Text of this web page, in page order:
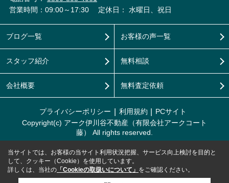
営業時間：09:00～17:30
定休日： 水曜日、祝日
ブログ一覧
スタッフ紹介
会社概要
お客様の声一覧
無料相談
無料査定依頼
プライバシーポリシー 利用規約
PCサイト
Copyright(c) アーク伊川谷不動産（有限会社アークコート
藤） All rights reserved.
当サイトでは、お客様の当サイト利用状況把握、サービス向上検討を目的と
して、クッキー（Cookie）を使用しています。
詳しくは、当社の 「Cookieの取扱いについて」 をご確認ください。